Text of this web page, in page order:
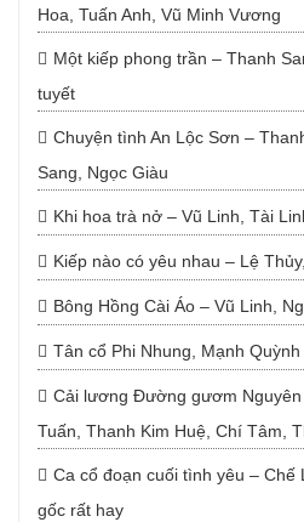
Hoa, Tuấn Anh, Vũ Minh Vương
Một kiếp phong trần – Thanh
tuyết
Chuyện tình An Lộc Sơn –
Sang, Ngọc Giàu
Khi hoa trà nở – Vũ Linh, Tài
Kiếp nào có yêu nhau – Lệ
Bông Hồng Cài Áo – Vũ Linh,
Tân cổ Phi Nhung, Mạnh
Cải lương Đường gươm
Tuấn, Thanh Kim Huệ, Chí Tâm,
Ca cổ đoạn cuối tình yêu – Chế
gốc rất hay